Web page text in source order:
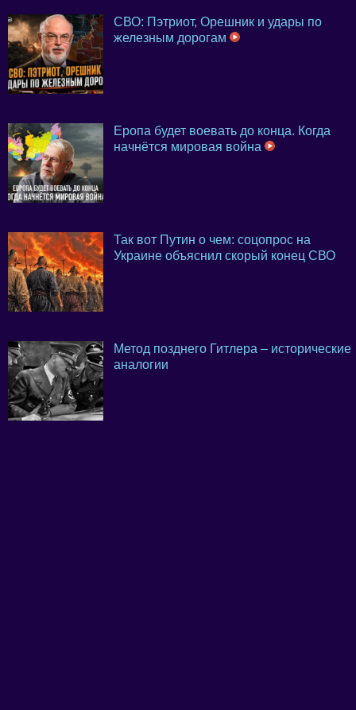
СВО: Пэтриот, Орешник и удары по
железным дорогам
Еропа будет воевать до конца. Когда
начнётся мировая война
Так вот Путин о чем: соцопрос на
Украине объяснил скорый конец СВО
Метод позднего Гитлера – исторические
аналогии